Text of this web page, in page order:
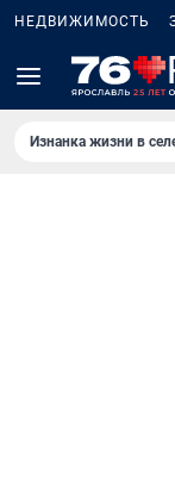
НЕДВИЖИМОСТЬ
Изнанка жизни в